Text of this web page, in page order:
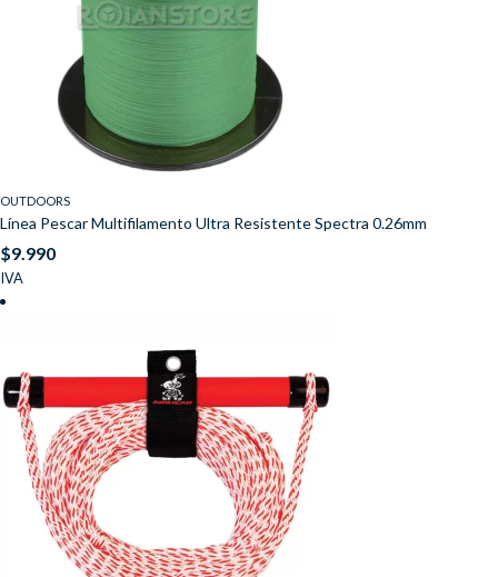
OUTDOORS
Línea Pescar Multifilamento Ultra Resistente Spectra 0.26mm
$9.990
IVA